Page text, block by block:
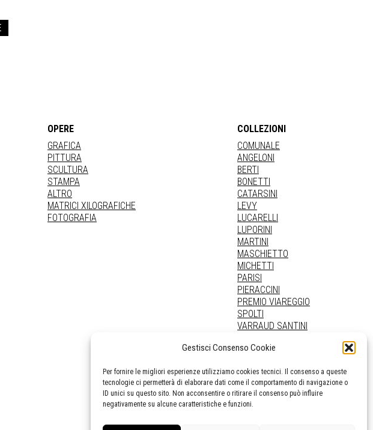
Gestisci Consenso Cookie
Per fornire le migliori esperienze utilizziamo cookies tecnici. Il consenso a queste
tecnologie ci permetterà di elaborare dati come il comportamento di navigazione o
ID unici su questo sito. Non acconsentire o ritirare il consenso può influire
negativamente su alcune caratteristiche e funzioni.
OPERE
GRAFICA
PITTURA
SCULTURA
STAMPA
ALTRO
MATRICI XILOGRAFICHE
FOTOGRAFIA
COLLEZIONI
COMUNALE
ANGELONI
BERTI
BONETTI
CATARSINI
LEVY
LUCARELLI
LUPORINI
MARTINI
MASCHIETTO
MICHETTI
PARISI
PIERACCINI
PREMIO VIAREGGIO
SPOLTI
VARRAUD SANTINI